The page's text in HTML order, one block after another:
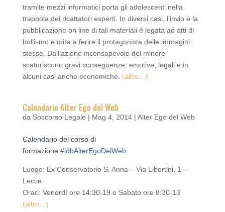
tramite mezzi informatici porta gli adolescenti nella
trappola dei ricattatori esperti. In diversi casi, l’invio e la
pubblicazione on line di tali materiali è legata ad atti di
bullismo e mira a ferire il protagonista delle immagini
stesse. Dall’azione inconsapevole del minore
scaturiscono gravi conseguenze: emotive, legali e in
alcuni casi anche economiche. (altro…)
Calendario Alter Ego del Web
da Soccorso Legale | Mag 4, 2014| Alter Ego del Web
Calendario del corso di
formazione #ldbAlterEgoDelWeb
Luogo: Ex Conservatorio S. Anna – Via Libertini, 1 –
Lecce
Orari: Venerdì ore 14:30-19 e Sabato ore 8:30-13
(altro…)